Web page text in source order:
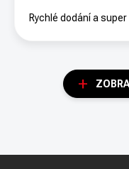
Rychlé dodání a